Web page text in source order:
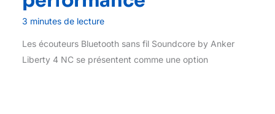
3 minutes de lecture
Les écouteurs Bluetooth sans fil Soundcore by Anker
Liberty 4 NC se présentent comme une option